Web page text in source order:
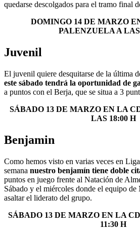
quedarse descolgados para el tramo final
DOMINGO 14 DE MARZO
PALENZUELA A LAS
Juvenil
El juvenil quiere desquitarse de la última
este sábado tendrá la oportunidad de
a puntos con el Berja, que se situa a 3
SÁBADO 13 DE MARZO EN LA
LAS 18:00 H
Benjamin
Como hemos visto en varias veces en
semana nuestro benjamín tiene doble
puntos en juego frente al Natación de
Sábado y el miércoles donde el equipo de
asaltar el liderato del grupo.
SÁBADO 13 DE MARZO EN LA
11:30 H